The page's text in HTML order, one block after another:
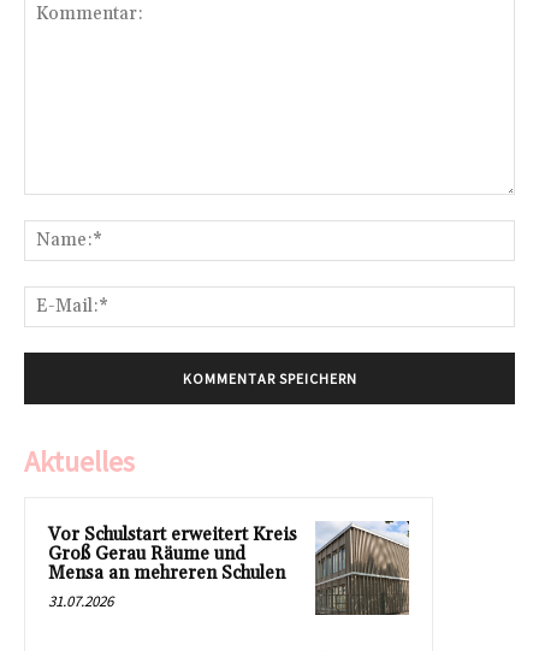
Aktuelles
Vor Schulstart erweitert Kreis
Groß Gerau Räume und
Mensa an mehreren Schulen
31.07.2026